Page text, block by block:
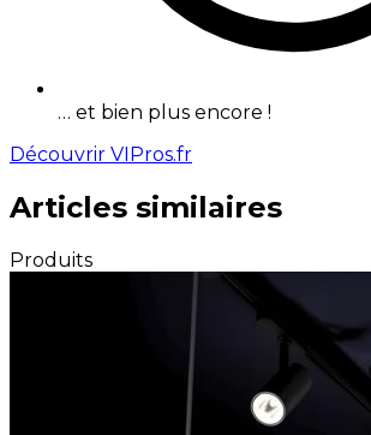
… et bien plus encore !
Découvrir VIPros.fr
Articles similaires
Produits